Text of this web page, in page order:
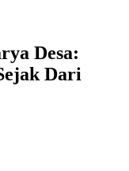
Desa:
Dari